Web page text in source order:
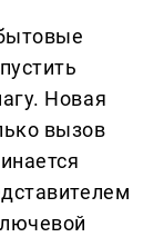
Новая
вызов